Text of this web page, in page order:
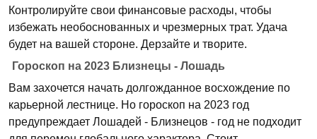
Контролируйте свои финансовые расходы, чтобы
избежать необоснованных и чрезмерных трат. Удача
будет на вашей стороне. Дерзайте и творите.
Гороскоп на 2023 Близнецы - Лошадь
Вам захочется начать долгожданное восхождение по
карьерной лестнице. Но гороскоп на 2023 год
предупреждает Лошадей - Близнецов - год не подходит